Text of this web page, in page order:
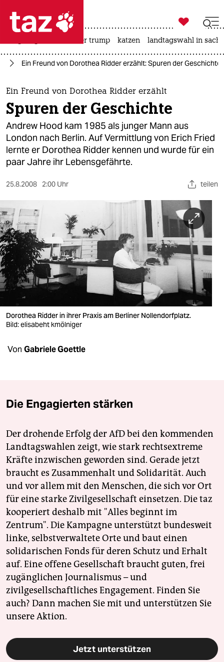
 taz zahl ich
taz zahl ich
themen
politik
öko
gesellschaft
kultur
sport
berlin
nord
wahrheit
verlag
verlag
shop
genossenschaft
epaper login

taz zahl ich
usa unter trump katzen landtagswahl in
Ein Freund von Dorothea Ridder erzählt: Spuren der Geschichte
Ein Freund von Dorothea Ridder erzählt
Spuren der Geschichte
Andrew Hood kam 1985 als junger Mann aus
London nach Berlin. Auf Vermittlung von Erich Fried
lernte er Dorothea Ridder kennen und wurde für ein
paar Jahre ihr Lebensgefährte.
25.8.2008 2:00 Uhr teilen
Dorothea Ridder in ihrer Praxis am Berliner Nollendorfplatz.
Bild: elisabeht kmölniger
Von Gabriele Goettle
Die Engagierten stärken
Der drohende Erfolg der AfD bei den kommenden
Landtagswahlen zeigt, wie stark rechtsextreme
Kräfte inzwischen geworden sind. Gerade jetzt
braucht es Zusammenhalt und Solidarität. Auch
und vor allem mit den Menschen, die sich vor Ort
für eine starke Zivilgesellschaft einsetzen. Die taz
kooperiert deshalb mit "Alles beginnt im
Zentrum". Die Kampagne unterstützt bundesweit
linke, selbstverwaltete Orte und baut einen
solidarischen Fonds für deren Schutz und Erhalt
auf. Eine offene Gesellschaft braucht guten, frei
zugänglichen Journalismus – und
zivilgesellschaftliches Engagement. Finden Sie
auch? Dann machen Sie mit und unterstützen Sie
unsere Aktion.
Jetzt unterstützen